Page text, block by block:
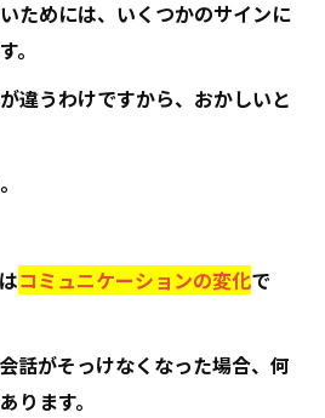
ためには、いくつかのサインに
。
違うわけですから、おかしいと
コミュニケーションの変化で
話がそっけなくなった場合、何
ります。